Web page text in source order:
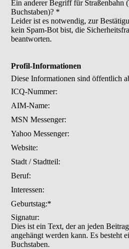
Ein anderer Begriff für
Buchstaben)? *
Leider ist es notwendig, zur
kein Spam-Bot bist, die
beantworten.
Profil-Informationen
Diese Informationen sind öffentlich
ICQ-Nummer:
AIM-Name:
MSN Messenger:
Yahoo Messenger:
Website:
Stadt / Stadtteil:
Beruf:
Interessen:
Geburtstag:*
Signatur:
Dies ist ein Text, der an jeden
angehängt werden kann. Es besteht
Buchstaben.